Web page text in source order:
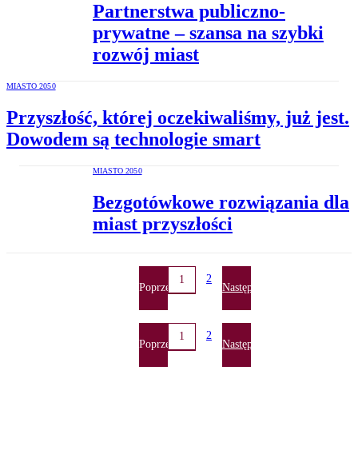
Partnerstwa publiczno-
prywatne – szansa na szybki
rozwój miast
MIASTO 2050
Przyszłość, której oczekiwaliśmy, już jest.
Dowodem są technologie smart
MIASTO 2050
Bezgotówkowe rozwiązania dla
miast przyszłości
Poprzednia
1 2
Następna
Poprzednia
1 2
Następna